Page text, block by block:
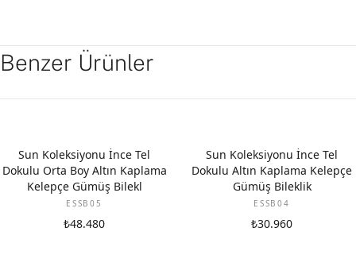
Benzer Ürünler
Sun Koleksiyonu İnce Tel
Dokulu Orta Boy Altın Kaplama
Kelepçe Gümüş Bilekl
ESSB05
₺48.480
Sun Koleksiyonu İnce Tel
Dokulu Altın Kaplama Kelepçe
Gümüş Bileklik
ESSB04
₺30.960